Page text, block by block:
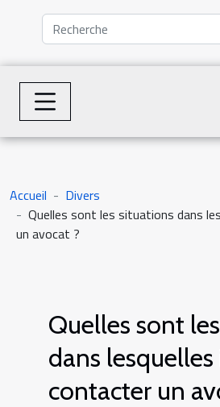
Accueil
Divers
Quelles sont les situations dans
un avocat ?
Quelles sont
dans
contacter un